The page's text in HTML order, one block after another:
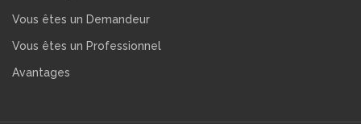
Vous êtes un Demandeur
Vous êtes un Professionnel
Avantages